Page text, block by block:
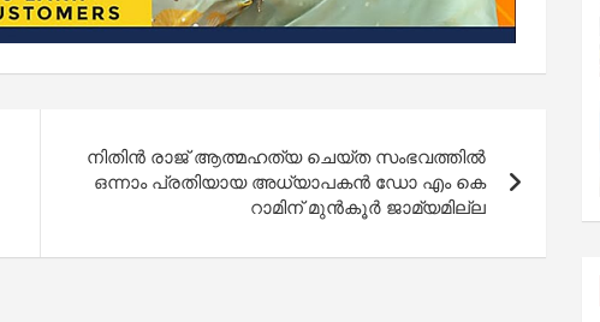
നിതിൻ രാജ് ആത്മഹത്യ ചെയ്ത സംഭവത്തിൽ
ഒന്നാം പ്രതിയായ അധ്യാപകൻ ഡോ എം കെ
റാമിന് മുൻ‌കൂർ ജാമ്യമില്ല